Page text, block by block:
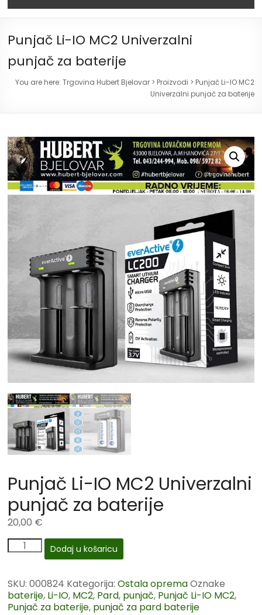
Punjač Li-IO MC2 Univerzalni
punjač za baterije
You are here: Trgovina Hubert Bjelovar> Proizvodi > Punjač Li-IO MC2
Univerzalni punjač za baterije
Punjač Li-IO MC2 Univerzalni
punjač za baterije
20,00 €
Dodaj u košaricu
SKU:000824 Kategorija:Ostala opremaOznake
baterije, Li-IO, MC2, Pard, punjač, Punjač Li-IO MC2,
Punjač za baterije, punjač za pard baterije